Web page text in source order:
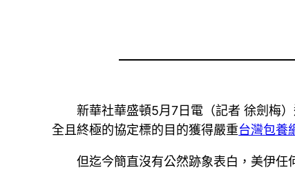
新華社華盛頓5月7日電（記者 徐劍梅
全且終極的協定標的目的獲得嚴重台灣包養
但迄今簡直沒有公然跡象表白，美伊